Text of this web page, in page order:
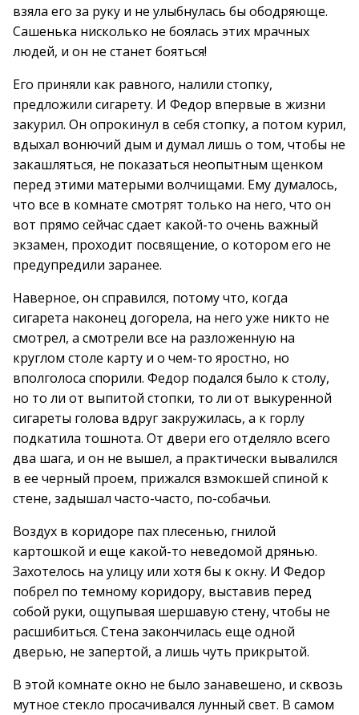
взяла его за руку и не улыбнулась бы ободряюще.
Сашенька нисколько не боялась этих мрачных
людей, и он не станет бояться!
Его приняли как равного, налили стопку,
предложили сигарету. И Федор впервые в жизни
закурил. Он опрокинул в себя стопку, а потом курил,
вдыхал вонючий дым и думал лишь о том, чтобы не
закашляться, не показаться неопытным щенком
перед этими матерыми волчищами. Ему думалось,
что все в комнате смотрят только на него, что он
вот прямо сейчас сдает какой-то очень важный
экзамен, проходит посвящение, о котором его не
предупредили заранее.
Наверное, он справился, потому что, когда
сигарета наконец догорела, на него уже никто не
смотрел, а смотрели все на разложенную на
круглом столе карту и о чем-то яростно, но
вполголоса спорили. Федор подался было к столу,
но то ли от выпитой стопки, то ли от выкуренной
сигареты голова вдруг закружилась, а к горлу
подкатила тошнота. От двери его отделяло всего
два шага, и он не вышел, а практически вывалился
в ее черный проем, прижался взмокшей спиной к
стене, задышал часто-часто, по-собачьи.
Воздух в коридоре пах плесенью, гнилой
картошкой и еще какой-то неведомой дрянью.
Захотелось на улицу или хотя бы к окну. И Федор
побрел по темному коридору, выставив перед
собой руки, ощупывая шершавую стену, чтобы не
расшибиться. Стена закончилась еще одной
дверью, не запертой, а лишь чуть прикрытой.
В этой комнате окно не было занавешено, и сквозь
мутное стекло просачивался лунный свет. В самом